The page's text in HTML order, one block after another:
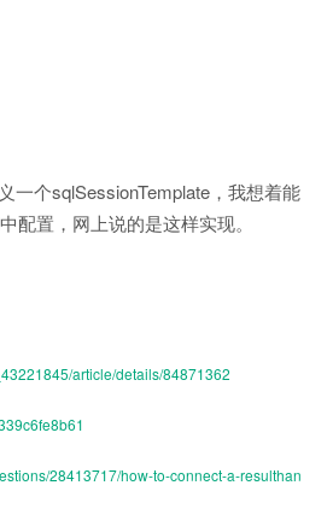
一个sqlSessionTemplate，我想着能
配置，网上说的是这样实现。
article/details/84871362
28413717/how-to-connect-a-resulthan